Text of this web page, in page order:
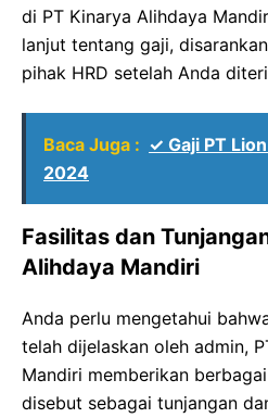
di PT Kinarya Alihdaya
lanjut tentang gaji,
pihak HRD setelah Anda
Baca Juga : ✓ Gaji PT
2024
Fasilitas dan
Alihdaya Mandiri
Anda perlu mengetahui
telah dijelaskan oleh admin,
Mandiri memberikan
disebut sebagai tunjangan